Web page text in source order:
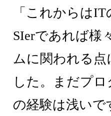
「これからはIT
SIerであれば様
ムに関われる点
した。まだプ
の経験は浅いで